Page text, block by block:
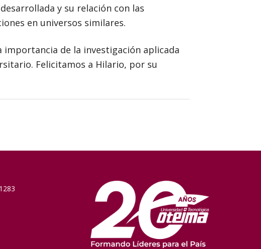
y su relación con las
en universos similares.
importancia de la investigación aplicada
Felicitamos a Hilario, por su